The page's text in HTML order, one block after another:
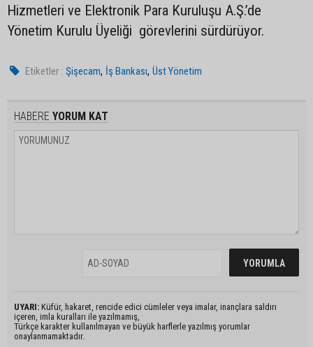
Hizmetleri ve Elektronik Para Kuruluşu A.Ş.’de
Yönetim Kurulu Üyeliği görevlerini sürdürüyor.
Etiketler : Şişecam, İş Bankası,Üst Yönetim
HABERE YORUM KAT
UYARI: Küfür, hakaret, rencide edici cümleler veya imalar, inançlara saldırı
içeren, imla kuralları ile yazılmamış,
Türkçe karakter kullanılmayan ve büyük harflerle yazılmış yorumlar
onaylanmamaktadır.